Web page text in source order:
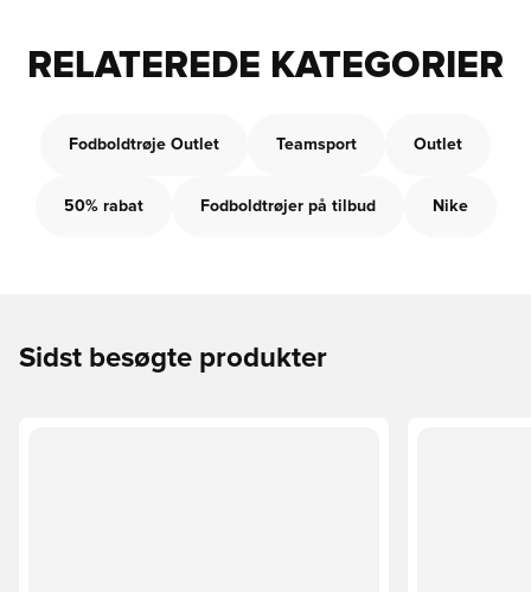
RELATEREDE KATEGORIER
Fodboldtrøje Outlet Teamsport Outlet
50% rabat Fodboldtrøjer på tilbud Nike
Sidst besøgte produkter